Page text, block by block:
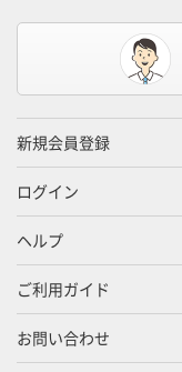
新規会員登録
ログイン
ヘルプ
ご利用ガイド
お問い合わせ